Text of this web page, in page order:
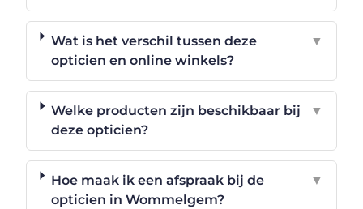
Wat is het verschil tussen deze
opticien en online winkels?
▼
Welke producten zijn beschikbaar bij
deze opticien?
▼
Hoe maak ik een afspraak bij de
opticien in Wommelgem?
▼